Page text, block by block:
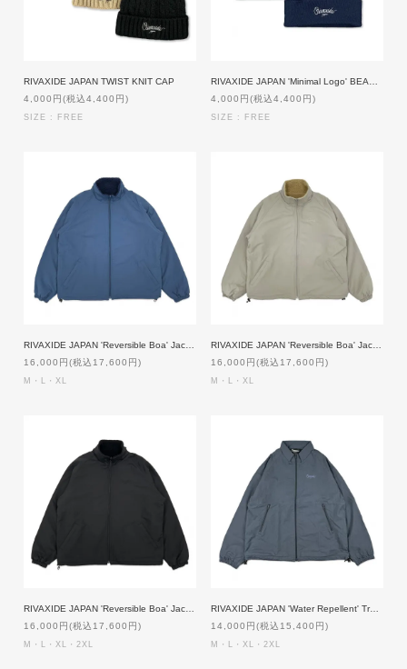
RIVAXIDE JAPAN TWIST KNIT CAP
4,000円(税込4,400円)
SIZE : FREE
4,000円(税込4,400円)
SIZE : FREE
16,000円(税込17,600円)
M・L・XL
16,000円(税込17,600円)
M・L・XL
16,000円(税込17,600円)
M・L・XL・2XL
RIVAXIDE JAPAN 'Water Repellent' Training Jacket [NAVY]
14,000円(税込15,400円)
M・L・XL・2XL